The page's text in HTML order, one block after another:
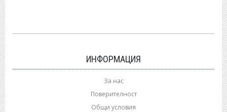
ИНФОРМАЦИЯ
За нас
Поверителност
Общи условия